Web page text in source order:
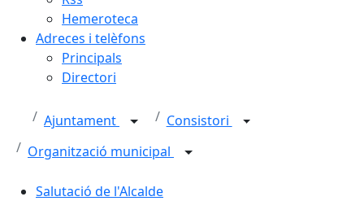
Hemeroteca
Adreces i telèfons
Principals
Directori
Ajuntament
Consistori
Organització municipal
Salutació de l'Alcalde